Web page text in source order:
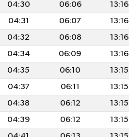
04:30 06:06 13:16
04:31 06:07 13:16
04:32 06:08 13:16
04:34 06:09 13:16
04:35 06:10 13:15
04:37 06:11 13:15
04:38 06:12 13:15
04:39 06:12 13:15